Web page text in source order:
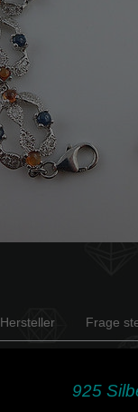
Hersteller Frage
925